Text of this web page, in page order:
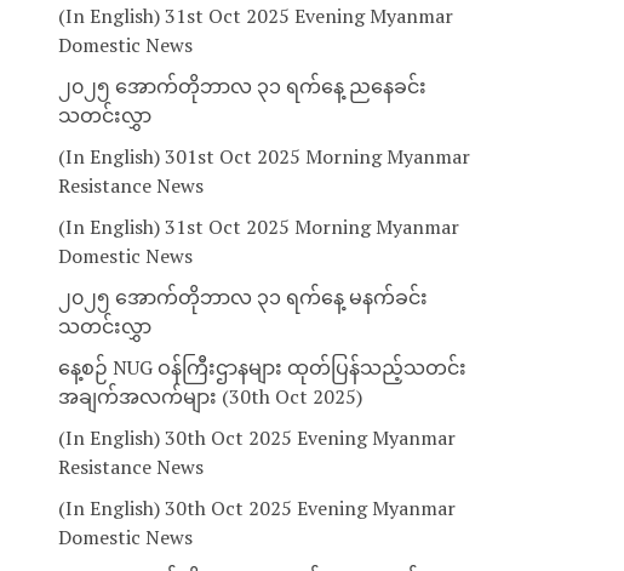
(In English) 31st Oct 2025 Evening Myanmar
Domestic News
၂၀၂၅ အောက်တိုဘာလ ၃၁ ရက်နေ့ ညနေခင်း
သတင်းလွှာ
(In English) 301st Oct 2025 Morning Myanmar
Resistance News
(In English) 31st Oct 2025 Morning Myanmar
Domestic News
၂၀၂၅ အောက်တိုဘာလ ၃၁ ရက်နေ့ မနက်ခင်း
သတင်းလွှာ
နေ့စဉ် NUG ဝန်ကြီးဌာနများ ထုတ်ပြန်သည့်သတင်း
အချက်အလက်များ (30th Oct 2025)
(In English) 30th Oct 2025 Evening Myanmar
Resistance News
(In English) 30th Oct 2025 Evening Myanmar
Domestic News